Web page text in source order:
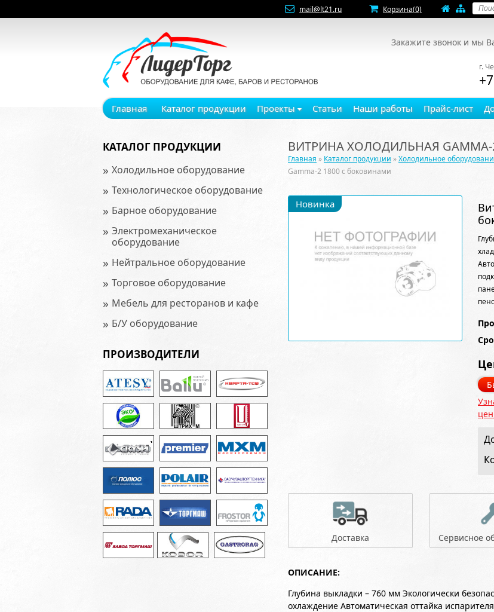
mail@lt21.ru Корзина(0)
Закажите звонок и мы
г.
Главная Каталог продукции Проекты Статьи Наши работы Прайс-лист
КАТАЛОГ ПРОДУКЦИИ
» Холодильное оборудование
» Технологическое оборудование
» Барное оборудование
» Электромеханическое
оборудование
» Нейтральное оборудование
» Торговое оборудование
» Мебель для ресторанов и кафе
» Б/У оборудование
ПРОИЗВОДИТЕЛИ
ВИТРИНА ХОЛОДИЛЬНАЯ
Главная » Каталог продукции »Холодильное
Gamma-2 1800 с боковинами
Новинка
Доставка Сервисное
ОПИСАНИЕ:
Глубина выкладки – 760 мм Экологически
охлаждение Автоматическая оттайка